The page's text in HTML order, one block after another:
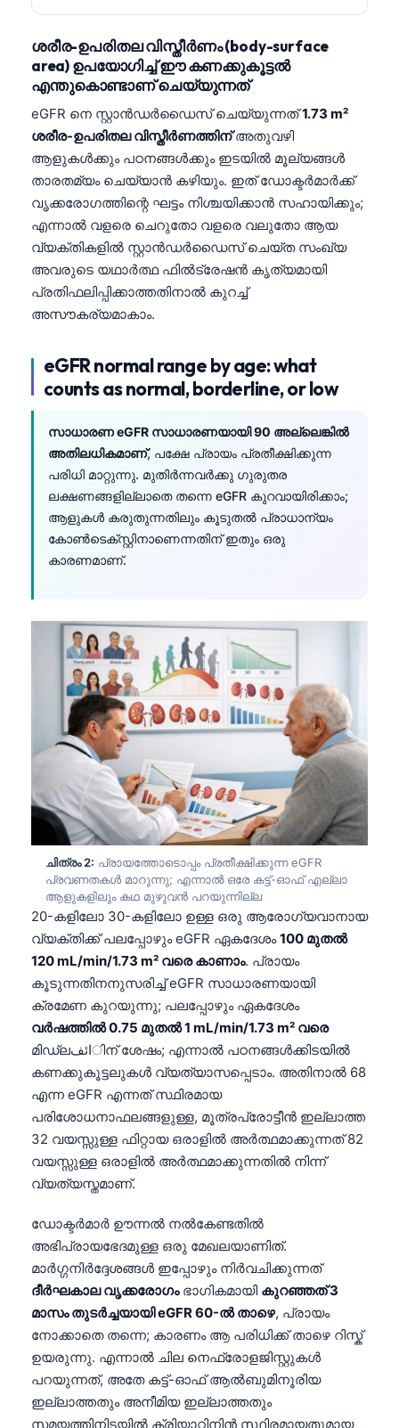
ശരീര-ഉപരിതല വിസ്തീർണം (body-surface
area) ഉപയോഗിച്ച് ഈ കണക്കുകൂട്ടൽ
എന്തുകൊണ്ടാണ് ചെയ്യുന്നത്
eGFR നെ സ്റ്റാൻഡർഡൈസ് ചെയ്യുന്നത്1.73 m²
ശരീര-ഉപരിതല വിസ്തീർണത്തിന്അതുവഴി
ആളുകൾക്കും പഠനങ്ങൾക്കും ഇടയിൽ മൂല്യങ്ങൾ
താരതമ്യം ചെയ്യാൻ കഴിയും. ഇത് ഡോക്ടർമാർക്ക്
വൃക്കരോഗത്തിന്റെ ഘട്ടം നിശ്ചയിക്കാൻ സഹായിക്കും;
എന്നാൽ വളരെ ചെറുതോ വളരെ വലുതോ ആയ
വ്യക്തികളിൽ സ്റ്റാൻഡർഡൈസ് ചെയ്ത സംഖ്യ
അവരുടെ യഥാർത്ഥ ഫിൽട്രേഷൻ കൃത്യമായി
പ്രതിഫലിപ്പിക്കാത്തതിനാൽ കുറച്ച്
അസൗകര്യമാകാം.
eGFR normal range by age: what
counts as normal, borderline, or low
സാധാരണ eGFR സാധാരണയായി 90 അല്ലെങ്കിൽ
അതിലധികമാണ്, പക്ഷേ പ്രായം പ്രതീക്ഷിക്കുന്ന
പരിധി മാറ്റുന്നു. മുതിർന്നവർക്കു ഗുരുതര
ലക്ഷണങ്ങളില്ലാതെ തന്നെ eGFR കുറവായിരിക്കാം;
ആളുകൾ കരുതുന്നതിലും കൂടുതൽ പ്രാധാന്യം
കോൺടെക്സ്റ്റിനാണെന്നതിന് ഇതും ഒരു
കാരണമാണ്.
ചിത്രം 2: പ്രായത്തോടൊപ്പം പ്രതീക്ഷിക്കുന്ന eGFR
പ്രവണതകൾ മാറുന്നു; എന്നാൽ ഒരേ കട്ട്-ഓഫ് എല്ലാ
ആളുകളിലും കഥ മുഴുവൻ പറയുന്നില്ല
20-കളിലോ 30-കളിലോ ഉള്ള ഒരു ആരോഗ്യവാനായ
വ്യക്തിക്ക് പലപ്പോഴും eGFR ഏകദേശം100 മുതൽ
120 mL/min/1.73 m² വരെ കാണാം. പ്രായം
കൂടുന്നതിനനുസരിച്ച് eGFR സാധാരണയായി
ക്രമേണ കുറയുന്നു; പലപ്പോഴും ഏകദേശം
വർഷത്തിൽ 0.75 മുതൽ 1 mL/min/1.73 m² വരെ
മിഡ്‌ലائفിന് ശേഷം; എന്നാൽ പഠനങ്ങൾക്കിടയിൽ
കണക്കുകൂട്ടലുകൾ വ്യത്യാസപ്പെടാം. അതിനാൽ 68
എന്ന eGFR എന്നത് സ്ഥിരമായ
പരിശോധനാഫലങ്ങളുള്ള, മൂത്രപ്രോട്ടീൻ ഇല്ലാത്ത
32 വയസ്സുള്ള ഫിറ്റായ ഒരാളിൽ അർത്ഥമാക്കുന്നത് 82
വയസ്സുള്ള ഒരാളിൽ അർത്ഥമാക്കുന്നതിൽ നിന്ന്
വ്യത്യസ്തമാണ്.
ഡോക്ടർമാർ ഊന്നൽ നൽകേണ്ടതിൽ
അഭിപ്രായഭേദമുള്ള ഒരു മേഖലയാണിത്.
മാർഗ്ഗനിർദ്ദേശങ്ങൾ ഇപ്പോഴും നിർവചിക്കുന്നത്
ദീർഘകാല വൃക്കരോഗംഭാഗികമായി കുറഞ്ഞത് 3
മാസം തുടർച്ചയായി eGFR 60-ൽ താഴെ, പ്രായം
നോക്കാതെ തന്നെ; കാരണം ആ പരിധിക്ക് താഴെ റിസ്ക്
ഉയരുന്നു. എന്നാൽ ചില നെഫ്രോളജിസ്റ്റുകൾ
പറയുന്നത്, അതേ കട്ട്-ഓഫ് ആൽബുമിനൂരിയ
ഇല്ലാത്തതും അനീമിയ ഇല്ലാത്തതും
സമയത്തിനിടയിൽ ക്രിയാറ്റിനിൻ സ്ഥിരമായതുമായ